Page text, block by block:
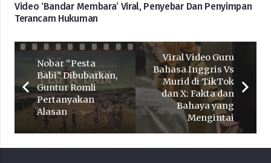
Video ‘Bandar Membara’ Viral, Penyebar Dan Penyimpan
Terancam Hukuman
Nobar “Pesta
Babi” Dibubarkan,
Guntur Romli
Pertanyakan
Alasan
Viral Video Guru
Bahasa Inggris Vs
Murid di TikTok
dan X: Fakta dan
Bahaya yang
Mengintai